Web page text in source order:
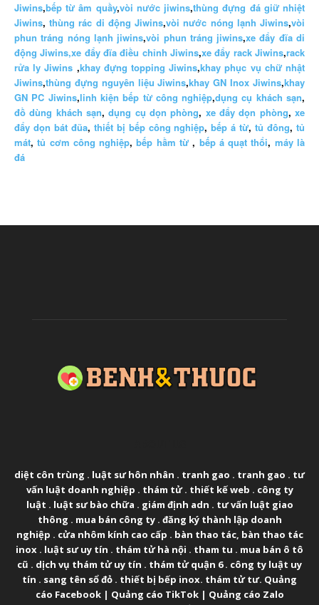
Jiwins,bếp từ âm quầy,vòi nước jiwins,thùng đựng đá giữ nhiệt
Jiwins,thùng rác di động Jiwins,vòi nước nóng lạnh Jiwins,vòi
phun tráng nóng lạnh jiwins,vòi phun tráng jiwins,xe đẩy đĩa di
động Jiwins,xe đẩy đĩa điều chỉnh Jiwins,xe đẩy rack Jiwins,rack
rửa ly Jiwins ,khay đựng topping Jiwins,khay phục vụ chữ nhật
Jiwins,thùng đựng nguyên liệu Jiwins,khay GN Inox Jiwins,khay
GN PC Jiwins,linh kiện bếp từ công nghiệp,dụng cụ khách sạn,
đồ dùng khách sạn,dụng cụ dọn phòng, xe đẩy dọn phòng,xe
đẩy dọn bát đũa, thiết bị bếp công nghiệp,bếp á từ,tủ đông,tủ
mát,tủ cơm công nghiệp,bếp hầm từ , bếp á quạt thổi, máy là
đá
diệt côn trùng . luật sư hôn nhân . tranh gao . tranh gao . tư
vấn luật doanh nghiệp . thám tử. thiết kế web . công ty
luật . luật sư bào chữa . giám định adn . tư vấn luật giao
thông . mua bán công ty. đăng ký thành lập doanh
nghiệp . cửa nhôm kính cao cấp . bàn thao tác, bàn thao tác
inox . luật sư uy tín . thám tử hà nội . tham tu . mua bán ô tô
cũ . dịch vụ thám tử uy tín . thám tử quận 6. công ty luật uy
tín . sang tên sổ đỏ . thiết bị bếp inox. thám tử tư. Quảng
cáo Facebook| Quảng cáo TikTok| Quảng cáo Zalo